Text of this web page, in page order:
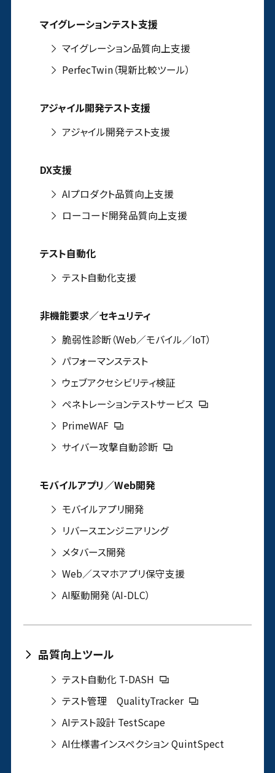
マイグレーションテスト支援
マイグレーション品質向上支援
PerfecTwin（現新比較ツール）
アジャイル開発テスト支援
アジャイル開発テスト支援
DX支援
AIプロダクト品質向上支援
ローコード開発品質向上支援
テスト自動化
テスト自動化支援
非機能要求／セキュリティ
脆弱性診断（Web／モバイル／IoT）
パフォーマンステスト
ウェブアクセシビリティ検証
ペネトレーションテストサービス
PrimeWAF
サイバー攻撃自動診断
モバイルアプリ／Web開発
モバイルアプリ開発
リバースエンジニアリング
メタバース開発
Web／スマホアプリ保守支援
AI駆動開発（AI-DLC）
品質向上ツール
テスト自動化 T-DASH
テスト管理 QualityTracker
AIテスト設計 TestScape
AI仕様書インスペクション QuintSpect